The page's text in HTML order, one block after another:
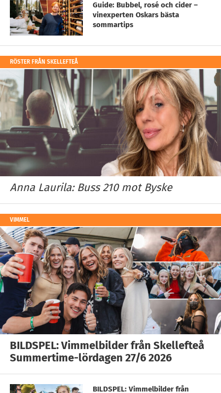
Guide: Bubbel, rosé och cider –
vinexperten Oskars bästa
sommartips
RÖSTER FRÅN SKELLEFTEÅ
Anna Laurila: Buss 210 mot Byske
VIMMEL
BILDSPEL: Vimmelbilder från Skellefteå
Summertime-lördagen 27/6 2026
BILDSPEL: Vimmelbilder från